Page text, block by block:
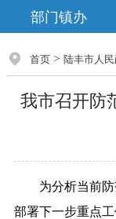
部门镇办
首页> 陆丰市人
我市召开防
为分析当前
部署下一步重点